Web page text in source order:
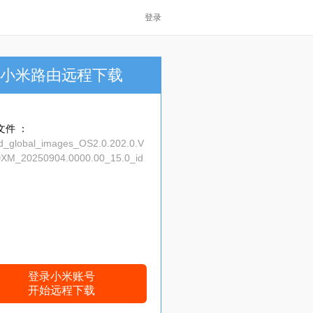
登录
小米路由远程下载
件 ：
登录小米账号
开始远程下载